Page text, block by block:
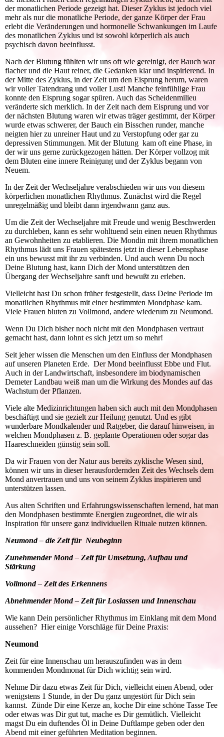
der monatlichen Periode gezeigt hat. Dieser Zyklus ist jedoch viel
mehr als nur die monatliche Periode, der ganze Körper der Frau
erlebt die Veränderungen und hormonelle Schwankungen im Laufe
des monatlichen Zyklus und ist sowohl körperlich als auch
psychisch davon beeinflusst.
Nach der Blutung fühlten wir uns oft wie gereinigt, der Bauch war
flacher und die Haut reiner, die Gedanken klar und inspirierend. In
der Mitte des Zyklus, in der Zeit um den Eisprung herum, waren
wir voller Tatendrang und voller Lust! Manche feinfühlige Frau
konnte den Eisprung sogar spüren. Auch das Scheidenmilieu
veränderte sich merklich. In der Zeit nach dem Eisprung und vor
der nächsten Blutung waren wir etwas träger gestimmt, der Körper
wurde etwas schwerer, der Bauch ein Bisschen runder, manche
neigten hier zu unreiner Haut und zu Verstopfung oder gar zu
depressiven Stimmungen. Mit der Blutung kam oft eine Phase, in
der wir uns gerne zurückgezogen hätten. Der Körper vollzog mit
dem Bluten eine innere Reinigung und der Zyklus begann von
Neuem.
In der Zeit der Wechseljahre verabschieden wir uns von diesem
körperlichen monatlichen Rhythmus. Zunächst wird die Regel
unregelmäßig und bleibt dann irgendwann ganz aus.
Um die Zeit der Wechseljahre mit Freude und wenig Beschwerden
zu durchleben, kann es sehr wohltuend sein einen neuen Rhythmus
an Gewohnheiten zu etablieren. Die Mondin mit ihrem monatlichen
Rhythmus lädt uns Frauen spätestens jetzt in dieser Lebensphase
ein uns bewusst mit ihr zu verbinden. Und auch wenn Du noch
Deine Blutung hast, kann Dich der Mond unterstützen den
Übergang der Wechseljahre sanft und bewußt zu erleben.
Vielleicht hast Du schon früher festgestellt, dass Deine Periode im
monatlichen Rhythmus mit einer bestimmten Mondphase kam.
Viele Frauen bluten zu Vollmond, andere wiederum zu Neumond.
Wenn Du Dich bisher noch nicht mit den Mondphasen vertraut
gemacht hast, dann lohnt es sich jetzt um so mehr!
Seit jeher wissen die Menschen um den Einfluss der Mondphasen
auf unseren Planeten Erde. Der Mond beeinflusst Ebbe und Flut.
Auch in der Landwirtschaft, insbesondere im biodynamischen
Demeter Landbau weiß man um die Wirkung des Mondes auf das
Wachstum der Pflanzen.
Viele alte Medizinrichtungen haben sich auch mit den Mondphasen
beschäftigt und sie gezielt zur Heilung genutzt. Und es gibt
wunderbare Mondkalender und Ratgeber, die darauf hinweisen, in
welchen Mondphasen z. B. geplante Operationen oder sogar das
Haareschneiden günstig sein soll.
Da wir Frauen von der Natur aus bereits zyklische Wesen sind,
können wir uns in dieser herausfordernden Zeit des Wechsels dem
Mond anvertrauen und uns von seinem Zyklus inspirieren und
unterstützen lassen.
Aus alten Schriften und Erfahrungswissenschaften lernend, hat man
den Mondphasen bestimmte Energien zugeordnet, die wir als
Inspiration für unsere ganz individuellen Rituale nutzen können.
Neumond – die Zeit für Neubeginn
Zunehmender Mond – Zeit für Umsetzung, Aufbau und
Stärkung
Vollmond – Zeit des Erkennens
Abnehmender Mond – Zeit für Loslassen und Innenschau
Wie kann Dein persönlicher Rhythmus im Einklang mit dem Mond
aussehen? Hier einige Vorschläge für Deine Praxis:
Neumond
Zeit für eine Innenschau um herauszufinden was in dem
kommenden Mondmonat für Dich wichtig sein wird.
Nehme Dir dazu etwas Zeit für Dich, vielleicht einen Abend, oder
wenigstens 1 Stunde, in der Du ganz ungestört für Dich sein
kannst. Zünde Dir eine Kerze an, koche Dir eine schöne Tasse Tee
oder etwas was Dir gut tut, mache es Dir gemütlich. Vielleicht
magst Du ein duftendes Öl in Deine Duftlampe geben oder den
Abend mit einer geführten Meditation beginnen.